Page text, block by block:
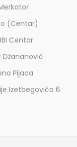
(Centar)
Centar
Džananović
Pijaca
Izetbegovića 6